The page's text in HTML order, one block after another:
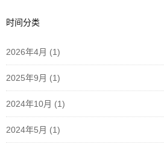
时间分类
2026年4月 (1)
2025年9月 (1)
2024年10月 (1)
2024年5月 (1)